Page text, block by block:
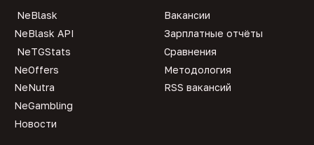
NeBlask
NeBlask API
NeTGStats
NeOffers
NeNutra
NeGambling
Новости
Вакансии
Зарплатные отчёты
Сравнения
Методология
RSS вакансий